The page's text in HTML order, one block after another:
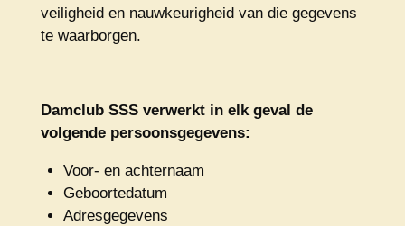
veiligheid en nauwkeurigheid van die gegevens
te waarborgen.
Damclub SSS verwerkt in elk geval de
volgende persoonsgegevens:
Voor- en achternaam
Geboortedatum
Adresgegevens